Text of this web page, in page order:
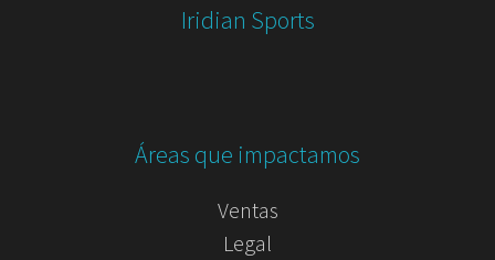
Iridian Sports
Áreas que impactamos
Ventas
Legal